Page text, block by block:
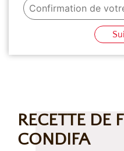
RECETTE DE
CONDIFA